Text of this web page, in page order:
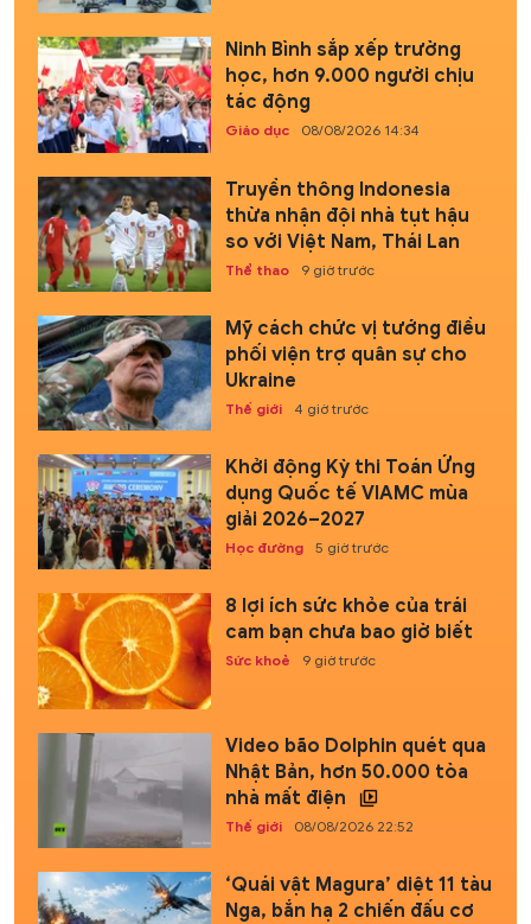
Ninh Bình sắp xếp trường
học, hơn 9.000 người chịu
tác động
Giáo dục 08/08/2026 14:34
Truyền thông Indonesia
thừa nhận đội nhà tụt hậu
so với Việt Nam, Thái Lan
Thể thao 9 giờ trước
Mỹ cách chức vị tướng điều
phối viện trợ quân sự cho
Ukraine
Thế giới 4 giờ trước
Khởi động Kỳ thi Toán Ứng
dụng Quốc tế VIAMC mùa
giải 2026–2027
Học đường 5 giờ trước
8 lợi ích sức khỏe của trái
cam bạn chưa bao giờ biết
Sức khoẻ 9 giờ trước
Video bão Dolphin quét qua
Nhật Bản, hơn 50.000 tòa
nhà mất điện
Thế giới 08/08/2026 22:52
‘Quái vật Magura’ diệt 11 tàu
Nga, bắn hạ 2 chiến đấu cơ